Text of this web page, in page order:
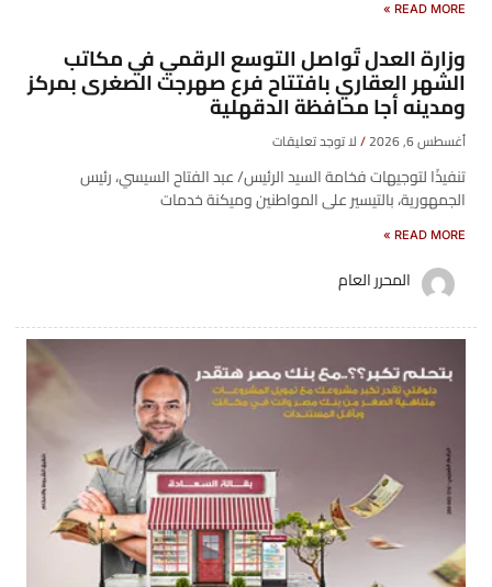
READ MORE »
وزارة العدل تُواصل التوسع الرقمي في مكاتب
الشهر العقاري بافتتاح فرع صهرجت الصغرى بمركز
ومدينه أجا محافظة الدقهلية
أغسطس 6, 2026 لا توجد تعليقات
تنفيذًا لتوجيهات فخامة السيد الرئيس/ عبد الفتاح السيسي، رئيس
الجمهورية، بالتيسير على المواطنين وميكنة خدمات
READ MORE »
المحرر العام